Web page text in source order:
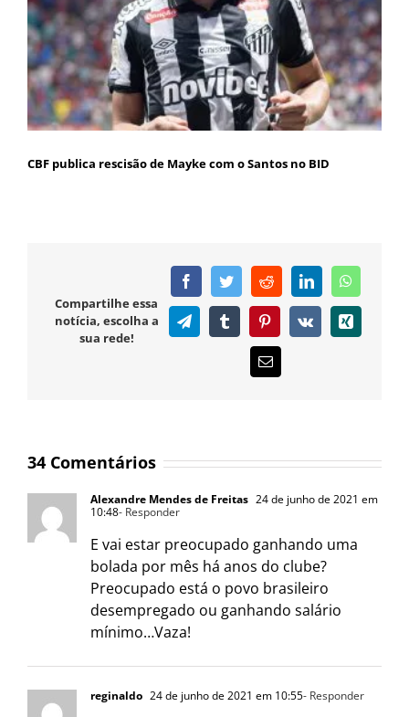
CBF publica rescisão de Mayke com o Santos no BID
Compartilhe essa
notícia, escolha a
sua rede!
FacebookTwitterRedditLinkedIn
TelegramTumblr PinterestVk Xing
E-
mail
34 Comentários
Alexandre Mendes de Freitas 24 de junho de 2021 em
10:48- Responder
E vai estar preocupado ganhando uma
bolada por mês há anos do clube?
Preocupado está o povo brasileiro
desempregado ou ganhando salário
mínimo…Vaza!
reginaldo 24 de junho de 2021 em 10:55- Responder